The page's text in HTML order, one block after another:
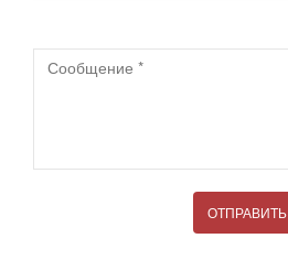
ОТПРАВИТЬ